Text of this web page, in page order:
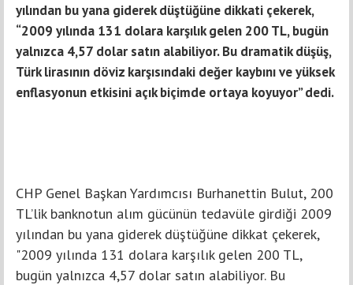
yılından bu yana giderek düştüğüne dikkati çekerek,
“2009 yılında 131 dolara karşılık gelen 200 TL, bugün
yalnızca 4,57 dolar satın alabiliyor. Bu dramatik düşüş,
Türk lirasının döviz karşısındaki değer kaybını ve yüksek
enflasyonun etkisini açık biçimde ortaya koyuyor” dedi.
CHP Genel Başkan Yardımcısı Burhanettin Bulut, 200
TL’lik banknotun alım gücünün tedavüle girdiği 2009
yılından bu yana giderek düştüğüne dikkat çekerek,
"2009 yılında 131 dolara karşılık gelen 200 TL,
bugün yalnızca 4,57 dolar satın alabiliyor. Bu